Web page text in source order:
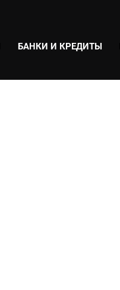
БАНКИ И КРЕДИТЫ